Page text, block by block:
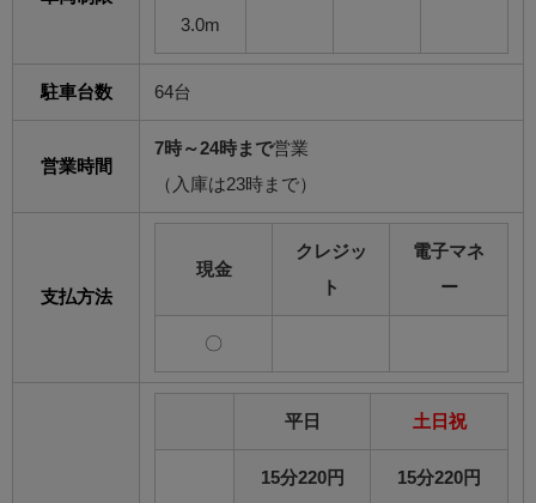
3.0m
駐車台数 64台
営業時間
7時～24時まで営業
（入庫は23時まで）
支払方法
現金
クレジッ
ト
電子マネ
ー
〇
平日 土日祝
15分220円 15分220円